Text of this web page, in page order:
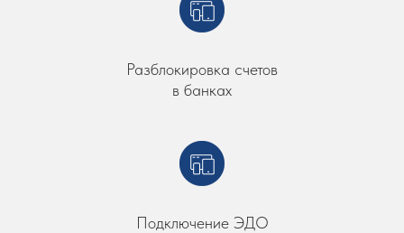
Разблокировка счетов
в банках
Подключение ЭДО